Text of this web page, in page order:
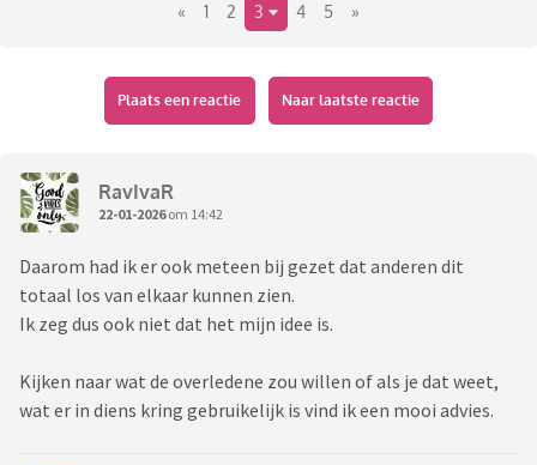
« 1 2 3 4 5 »
Plaats een reactie Naar laatste reactie
RavIvaR
22-01-2026om 14:42
Daarom had ik er ook meteen bij gezet dat anderen dit
totaal los van elkaar kunnen zien.
Ik zeg dus ook niet dat het mijn idee is.
Kijken naar wat de overledene zou willen of als je dat weet,
wat er in diens kring gebruikelijk is vind ik een mooi advies.